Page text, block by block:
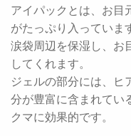
アイパックとは、お目
がたっぷり入っていま
涙袋周辺を保湿し、お
してくれます。
ジェルの部分には、ヒ
分が豊富に含まれてい
クマに効果的です。